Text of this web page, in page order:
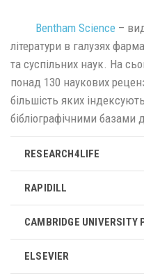
Bentham Science –
літератури в галузях
та суспільних наук. На
понад 130 наукових
більшість яких
бібліографічними
RESEARCH4LIFE
RAPIDILL
CAMBRIDGE UNIVERSITY
ELSEVIER